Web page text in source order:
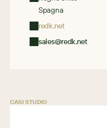
Spagna
redk.net
sales@redk.net
CASI STUDIO